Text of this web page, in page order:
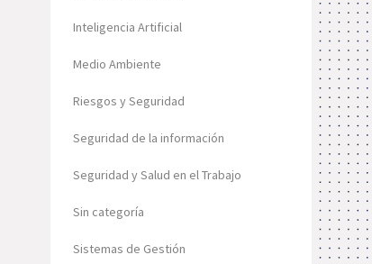
Inteligencia Artificial
Medio Ambiente
Riesgos y Seguridad
Seguridad de la información
Seguridad y Salud en el Trabajo
Sin categoría
Sistemas de Gestión